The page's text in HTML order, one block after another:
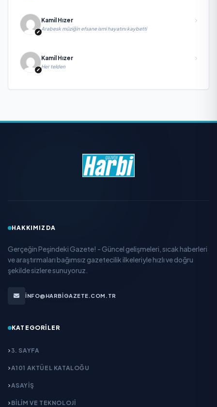
Kamil Hızer
Arabesk müziğin efsane ismi hayatını kaybetti
Kamil Hızer
Her telden
HAKKIMIZDA
Gerçeğin Peşindeki Gazete! - Güncel gelişmeleri, sıcak haberleri
ve araştırmaları bağımsız gazetecilik ilkeleriyle hızlı ve doğru
şekilde sizlere sunuyoruz.
INFO@HARBIGAZETE.COM.TR
KATEGORILER
3. SAYFA
A101 AKTÜEL KATALOĞU
ASAYİŞ
BİLİM VE TEKNOLOJİ